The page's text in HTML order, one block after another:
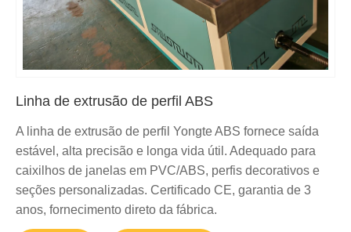
Linha de extrusão de perfil ABS
A linha de extrusão de perfil Yongte ABS fornece saída
estável, alta precisão e longa vida útil. Adequado para
caixilhos de janelas em PVC/ABS, perfis decorativos e
seções personalizadas. Certificado CE, garantia de 3
anos, fornecimento direto da fábrica.